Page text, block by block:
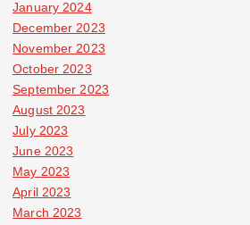
January 2024
December 2023
November 2023
October 2023
September 2023
August 2023
July 2023
June 2023
May 2023
April 2023
March 2023